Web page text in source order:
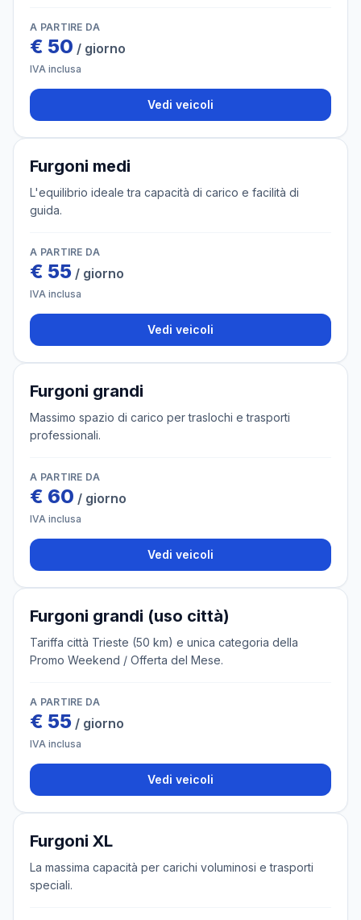
A PARTIRE DA
€ 50 / giorno
IVA inclusa
Vedi veicoli
4 veicoli
Furgoni medi
L'equilibrio ideale tra capacità di carico e facilità di
guida.
A PARTIRE DA
€ 55 / giorno
IVA inclusa
Vedi veicoli
6 veicoli
Furgoni grandi
Massimo spazio di carico per traslochi e trasporti
professionali.
A PARTIRE DA
€ 60 / giorno
IVA inclusa
Vedi veicoli
4 veicoli
Furgoni grandi (uso città)
Tariffa città Trieste (50 km) e unica categoria della
Promo Weekend / Offerta del Mese.
A PARTIRE DA
€ 55 / giorno
IVA inclusa
Vedi veicoli
3 veicoli
Furgoni XL
La massima capacità per carichi voluminosi e trasporti
speciali.